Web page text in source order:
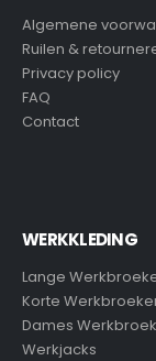
Algemene
Ruilen &
Privacy policy
FAQ
Contact
WERKKLEDING
Lange
Korte
Dames
Werkjacks